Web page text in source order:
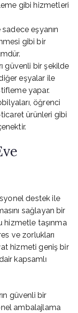
gibi hizmetleri
eşyanın
gibi bir
güvenli bir şekilde
eşyalar ile
yapar.
öğrenci
ürünleri gibi
destek ile
sağlayan bir
hizmetle taşınma
ve zorlukları
hizmeti geniş bir
kapsamlı
güvenli bir
ambalajlama